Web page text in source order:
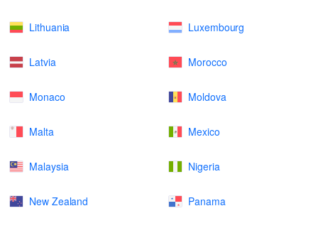
Lithuania Luxembourg
Latvia Morocco
Monaco Moldova
Malta Mexico
Malaysia Nigeria
New Zealand Panama